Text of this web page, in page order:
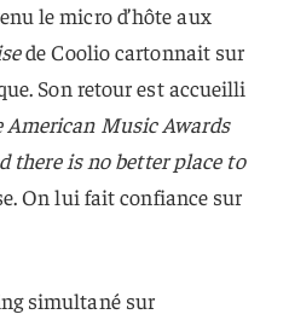
le micro d’hôte aux
de Coolio cartonnait sur
Son retour est accueilli
American Music Awards
there is no better place to
On lui fait confiance sur
simultané sur